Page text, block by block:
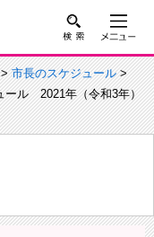
市長のスケジュール>
ール 2021年（令和3年）